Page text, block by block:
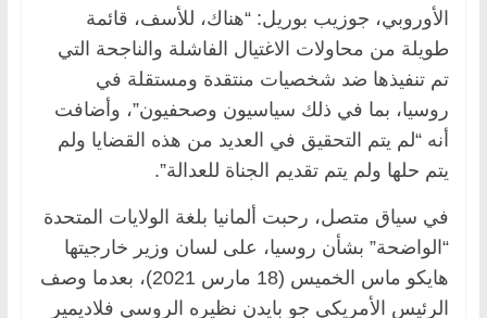
الأوروبي، جوزيب بوريل: “هناك، للأسف، قائمة
طويلة من محاولات الاغتيال الفاشلة والناجحة التي
تم تنفيذها ضد شخصيات منتقدة ومستقلة في
روسيا، بما في ذلك سياسيون وصحفيون”، وأضافت
أنه “لم يتم التحقيق في العديد من هذه القضايا ولم
يتم حلها ولم يتم تقديم الجناة للعدالة”.
في سياق متصل، رحبت ألمانيا بلغة الولايات المتحدة
“الواضحة” بشأن روسيا، على لسان وزير خارجيتها
هايكو ماس الخميس (18 مارس 2021)، بعدما وصف
الرئيس الأمريكي جو بايدن نظيره الروسي فلاديمير